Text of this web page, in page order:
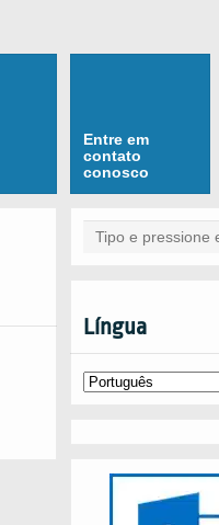
Entre em
contato
conosco
Língua